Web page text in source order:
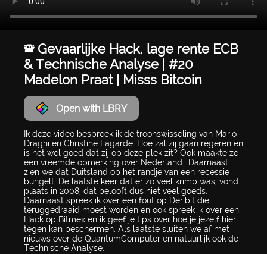
🚨 Gevaarlijke Hack, lage rente ECB
& Technische Analyse | #20
Madelon Praat | Misss Bitcoin
Open with LBRY
Ik deze video bespreek ik de troonswisseling van Mario
Draghi en Christine Lagarde. Hoe zal zij gaan regeren en
is het wel goed dat zij op deze plek zit? Ook maakte ze
een vreemde opmerking over Nederland… Daarnaast
zien we dat Duitsland op het randje van een recessie
bungelt. De laatste keer dat er zo veel krimp was, vond
plaats in 2008, dat belooft dus niet veel goeds.
Daarnaast spreek ik over een fout op Deribit die
teruggedraaid moest worden en ook spreek ik over een
Hack op Bitmex en ik geef je tips over hoe je jezelf hier
tegen kan beschermen. Als laatste sluiten we af met
nieuws over de QuantumComputer en natuurlijk ook de
Technische Analyse.